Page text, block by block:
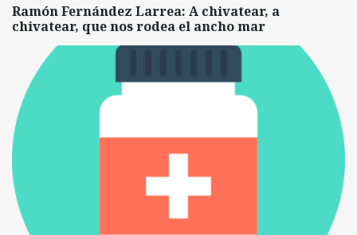
Ramón Fernández Larrea: A chivatear, a
chivatear, que nos rodea el ancho mar